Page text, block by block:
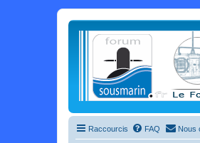
Raccourcis FAQ Nous